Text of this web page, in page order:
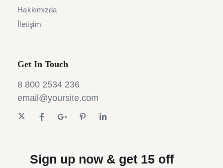
Hakkımızda
İletişim
Get In Touch
8 800 2534 236
email@yoursite.com
Sign up now & get 15 off